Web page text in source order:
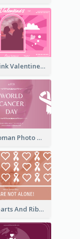
Neon Pink Valentine Greeting Card Design Ideas
Pink Woman Photo World Cancer Day Greeting Card
Pink Hearts And Ribbon Patterns World Cancer Day Greeting Card